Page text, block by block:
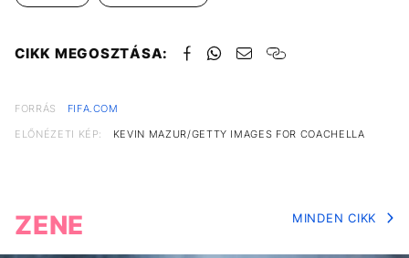
CIKK MEGOSZTÁSA:
FORRÁS
FIFA.COM
ELŐNÉZETI KÉP:
KEVIN MAZUR/GETTY IMAGES FOR COACHELLA
ZENE MINDEN CIKK